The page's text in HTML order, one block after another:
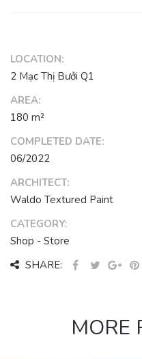
LOCATION:
2 Mạc Thị Bưởi Q1
AREA:
180 m²
COMPLETED DATE:
06/2022
ARCHITECT:
Waldo Textured Paint
CATEGORY:
Shop - Store
SHARE:
MORE